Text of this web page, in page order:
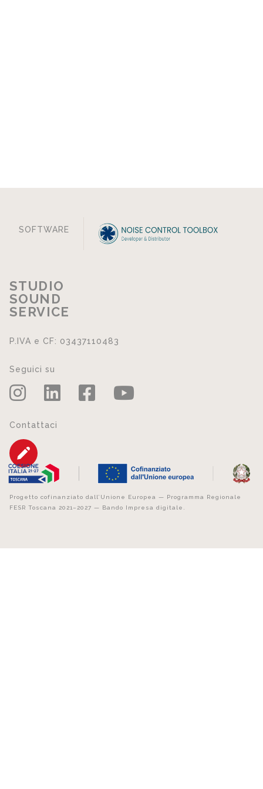
SOFTWARE
STUDIO
SOUND
SERVICE
P.IVA e CF: 03437110483
Seguici su
Contattaci
Progetto cofinanziato dall’Unione Europea — Programma Regionale
FESR Toscana 2021–2027 — Bando Impresa digitale.